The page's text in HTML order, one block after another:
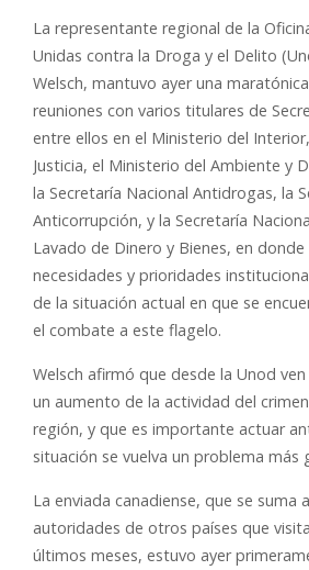
La representante regional de la
Unidas contra la Droga y el Delito
Welsch, mantuvo ayer una
reuniones con varios titulares de
entre ellos en el Ministerio del
Justicia, el Ministerio del Ambiente y
la Secretaría Nacional Antidrogas, la
Anticorrupción, y la Secretaría
Lavado de Dinero y Bienes, en
necesidades y prioridades
de la situación actual en que se
el combate a este flagelo.
Welsch afirmó que desde la Unod
un aumento de la actividad del
región, y que es importante actuar
situación se vuelva un problema más
La enviada canadiense, que se suma
autoridades de otros países que
últimos meses, estuvo ayer